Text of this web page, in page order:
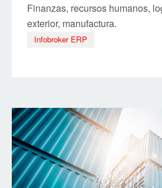
Finanzas, recursos humanos,
exterior, manufactura.
Infobroker ERP